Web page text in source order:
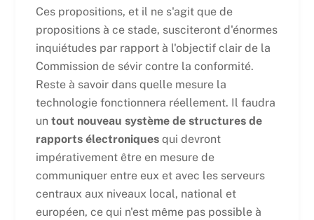
Ces propositions, et il ne s'agit que de
propositions à ce stade, susciteront d'énormes
inquiétudes par rapport à l'objectif clair de la
Commission de sévir contre la conformité.
Reste à savoir dans quelle mesure la
technologie fonctionnera réellement. Il faudra
un tout nouveau système de structures de
rapports électroniquesqui devront
impérativement être en mesure de
communiquer entre eux et avec les serveurs
centraux aux niveaux local, national et
européen, ce qui n'est même pas possible à